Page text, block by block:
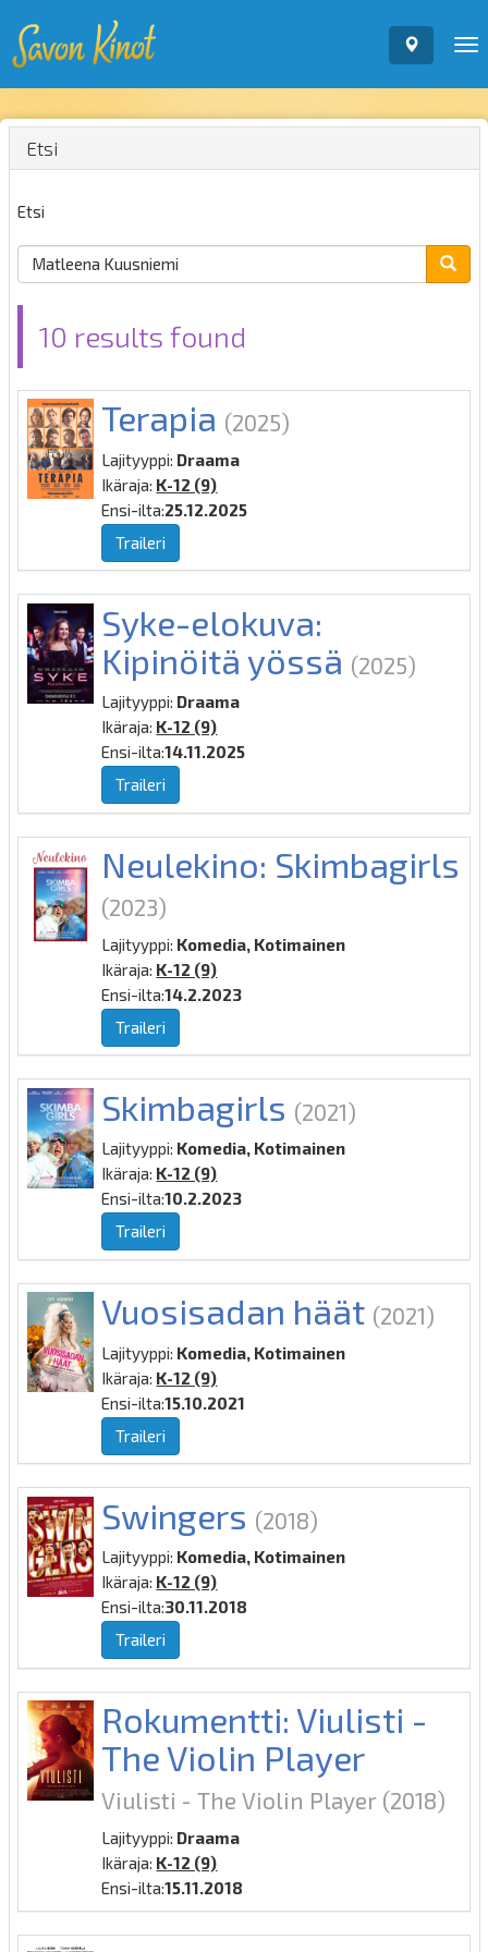
Etsi
Etsi
10 results found
Terapia (2025)
Lajityyppi: Draama
Ikäraja: K-12 (9)
Ensi-ilta:25.12.2025
Traileri
Syke-elokuva:
Kipinöitä yössä (2025)
Lajityyppi: Draama
Ikäraja: K-12 (9)
Ensi-ilta:14.11.2025
Traileri
Neulekino: Skimbagirls
(2023)
Lajityyppi: Komedia, Kotimainen
Ikäraja: K-12 (9)
Ensi-ilta:14.2.2023
Traileri
Skimbagirls (2021)
Lajityyppi: Komedia, Kotimainen
Ikäraja: K-12 (9)
Ensi-ilta:10.2.2023
Traileri
Vuosisadan häät (2021)
Lajityyppi: Komedia, Kotimainen
Ikäraja: K-12 (9)
Ensi-ilta:15.10.2021
Traileri
Swingers (2018)
Lajityyppi: Komedia, Kotimainen
Ikäraja: K-12 (9)
Ensi-ilta:30.11.2018
Traileri
Rokumentti: Viulisti -
The Violin Player
Viulisti - The Violin Player (2018)
Lajityyppi: Draama
Ikäraja: K-12 (9)
Ensi-ilta:15.11.2018